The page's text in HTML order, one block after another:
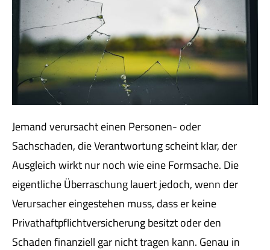
Jemand verursacht einen Per­sonen- oder
Sachschaden, die Verantwortung scheint klar, der
Ausgleich wirkt nur noch wie eine Formsache. Die
eigentliche Überraschung lauert jedoch, wenn der
Verursacher eingestehen muss, dass er keine
Privathaftpflichtversicherung besitzt oder den
Schaden finanziell gar nicht tragen kann. Genau in